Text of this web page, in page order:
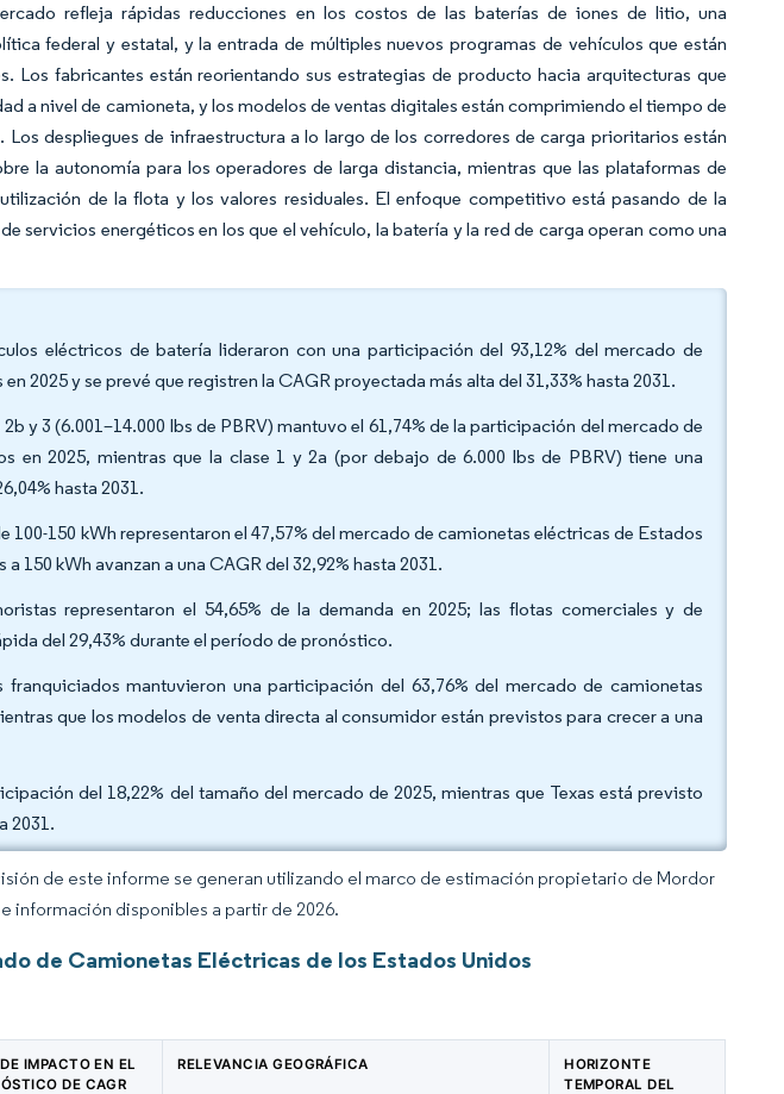
refleja rápidas reducciones en los costos de las baterías de iones de litio, una
federal y estatal, y la entrada de múltiples nuevos programas de vehículos que están
Los fabricantes están reorientando sus estrategias de producto hacia arquitecturas que
a nivel de camioneta, y los modelos de ventas digitales están comprimiendo el tiempo de
despliegues de infraestructura a lo largo de los corredores de carga prioritarios están
la autonomía para los operadores de larga distancia, mientras que las plataformas de
de la flota y los valores residuales. El enfoque competitivo está pasando de la
servicios energéticos en los que el vehículo, la batería y la red de carga operan como una
eléctricos de batería lideraron con una participación del 93,12% del mercado de
2025 y se prevé que registren la CAGR proyectada más alta del 31,33% hasta 2031.
y 3 (6.001–14.000 lbs de PBRV) mantuvo el 61,74% de la participación del mercado de
en 2025, mientras que la clase 1 y 2a (por debajo de 6.000 lbs de PBRV) tiene una
hasta 2031.
100-150 kWh representaron el 47,57% del mercado de camionetas eléctricas de Estados
150 kWh avanzan a una CAGR del 32,92% hasta 2031.
representaron el 54,65% de la demanda en 2025; las flotas comerciales y de
del 29,43% durante el período de pronóstico.
mantuvieron una participación del 63,76% del mercado de camionetas
que los modelos de venta directa al consumidor están previstos para crecer a una
del 18,22% del tamaño del mercado de 2025, mientras que Texas está previsto
2031.
de este informe se generan utilizando el marco de estimación propietario de Mordor
información disponibles a partir de 2026.
de Camionetas Eléctricas de los Estados Unidos
IMPACTO EN EL
DE CAGR
RELEVANCIA GEOGRÁFICA
HORIZONTE
TEMPORAL DEL